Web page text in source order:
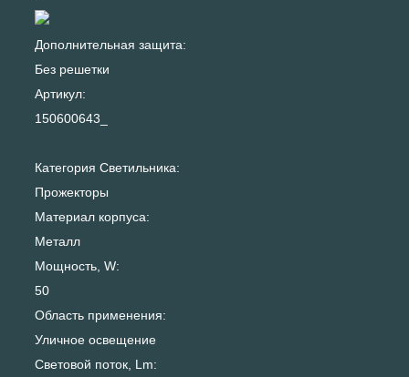
Дополнительная защита:
Без решетки
Артикул:
150600643_
Категория Светильника:
Прожекторы
Материал корпуса:
Металл
Мощность, W:
50
Область применения:
Уличное освещение
Световой поток, Lm: